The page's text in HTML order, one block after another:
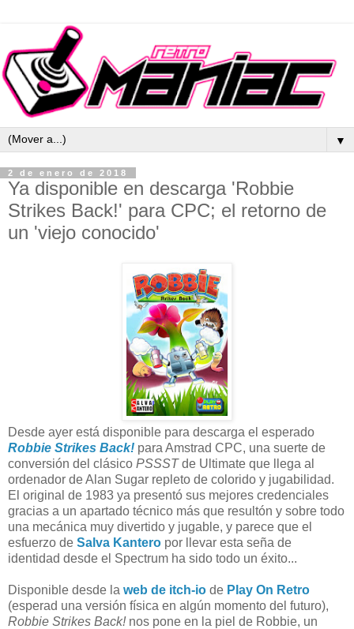
▼
2 de enero de 2018
Ya disponible en descarga 'Robbie
Strikes Back!' para CPC; el retorno de
un 'viejo conocido'
Desde ayer está disponible para descarga el esperado
Robbie Strikes Back! para Amstrad CPC, una suerte de
conversión del clásico PSSSTde Ultimate que llega al
ordenador de Alan Sugar repleto de colorido y jugabilidad.
El original de 1983 ya presentó sus mejores credenciales
gracias a un apartado técnico más que resultón y sobre todo
una mecánica muy divertido y jugable, y parece que el
esfuerzo de Salva Kantero por llevar esta seña de
identidad desde el Spectrum ha sido todo un éxito...
Disponible desde la web de itch-io de Play On Retro
(esperad una versión física en algún momento del futuro),
Robbie Strikes Back!nos pone en la piel de Robbie, un